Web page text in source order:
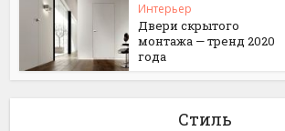
Интерьер
Двери скрытого
монтажа — тренд 2020
года
Стиль